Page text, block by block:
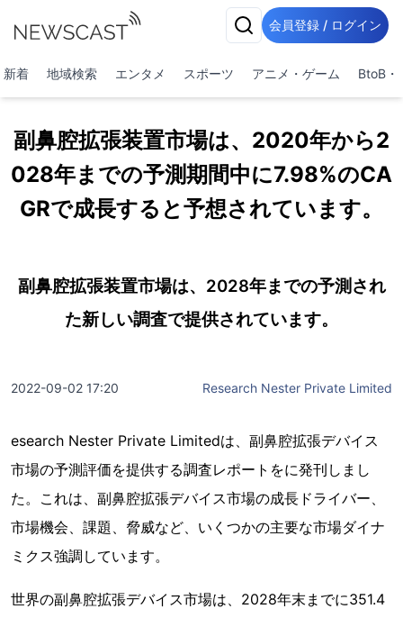
会員登録 / ログイン
新着 地域検索 エンタメ スポーツ アニメ・ゲーム BtoB・
副鼻腔拡張装置市場は、2020年から2
028年までの予測期間中に7.98%のCA
GRで成長すると予想されています。
副鼻腔拡張装置市場は、2028年までの予測され
た新しい調査で提供されています。
2022-09-02 17:20 Research Nester Private Limited
esearch Nester Private Limitedは、副鼻腔拡張デバイス
市場の予測評価を提供する調査レポートをに発刊しまし
た。これは、副鼻腔拡張デバイス市場の成長ドライバー、
市場機会、課題、脅威など、いくつかの主要な市場ダイナ
ミクス強調しています。
世界の副鼻腔拡張デバイス市場は、2028年末までに351.4